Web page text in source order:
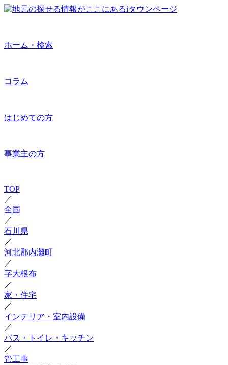
ホーム・検索
コラム
はじめての方
事業主の方
TOP
／
全国
／
石川県
／
河北郡内灘町
／
字大根布
／
家・住宅
／
インテリア・室内設備
／
バス・トイレ・キッチン
／
管工事